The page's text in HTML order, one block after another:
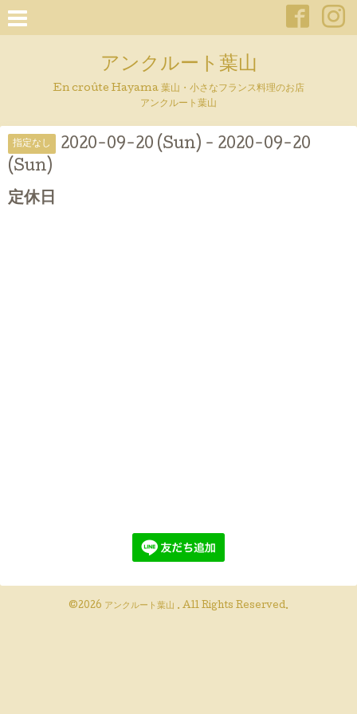
アンクルート葉山
En croûte Hayama 葉山・小さなフランス料理のお店
アンクルート葉山
指定なし
2020-09-20 (Sun) - 2020-09-20
(Sun)
定休日
©2026 アンクルート葉山 . All Rights Reserved.